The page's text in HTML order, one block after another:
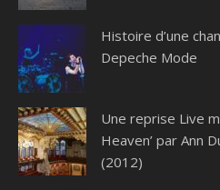
Histoire d’une
Depeche Mode
Une reprise Live
Heaven’ par Ann
(2012)